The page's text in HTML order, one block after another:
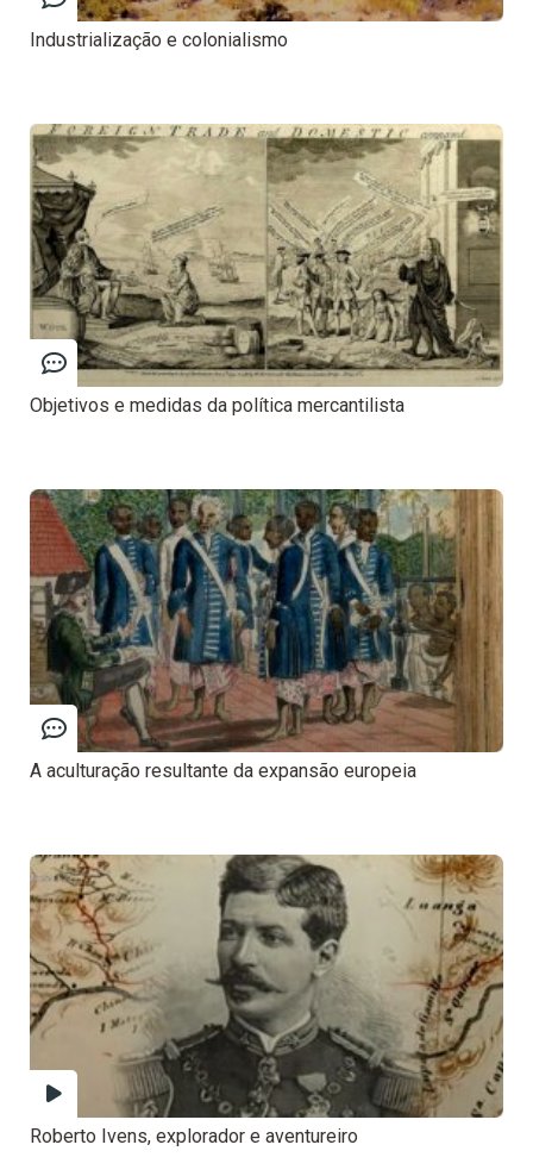
Industrialização e colonialismo
Objetivos e medidas da política mercantilista
A aculturação resultante da expansão europeia
Roberto Ivens, explorador e aventureiro